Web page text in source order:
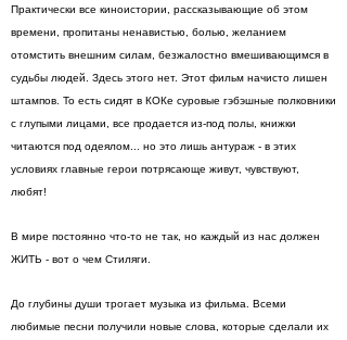
Практически все киноистории, рассказывающие об этом
времени, пропитаны ненавистью, болью, желанием
отомстить внешним силам, безжалостно вмешивающимся в
судьбы людей. Здесь этого нет. Этот фильм начисто лишен
штампов. То есть сидят в КОКе суровые гэбэшные полковники
с глупыми лицами, все продается из-под полы, книжки
читаются под одеялом... но это лишь антураж - в этих
условиях главные герои потрясающе живут, чувствуют,
любят!
В мире постоянно что-то не так, но каждый из нас должен
ЖИТЬ - вот о чем Стиляги.
До глубины души трогает музыка из фильма. Всеми
любимые песни получили новые слова, которые сделали их